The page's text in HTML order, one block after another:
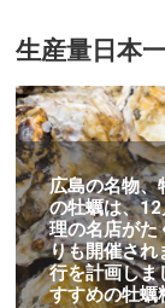
生産量日本
広島の名物、
の牡蠣は、
理の名店がた
りも開催され
行を計画しま
すすめの牡蠣